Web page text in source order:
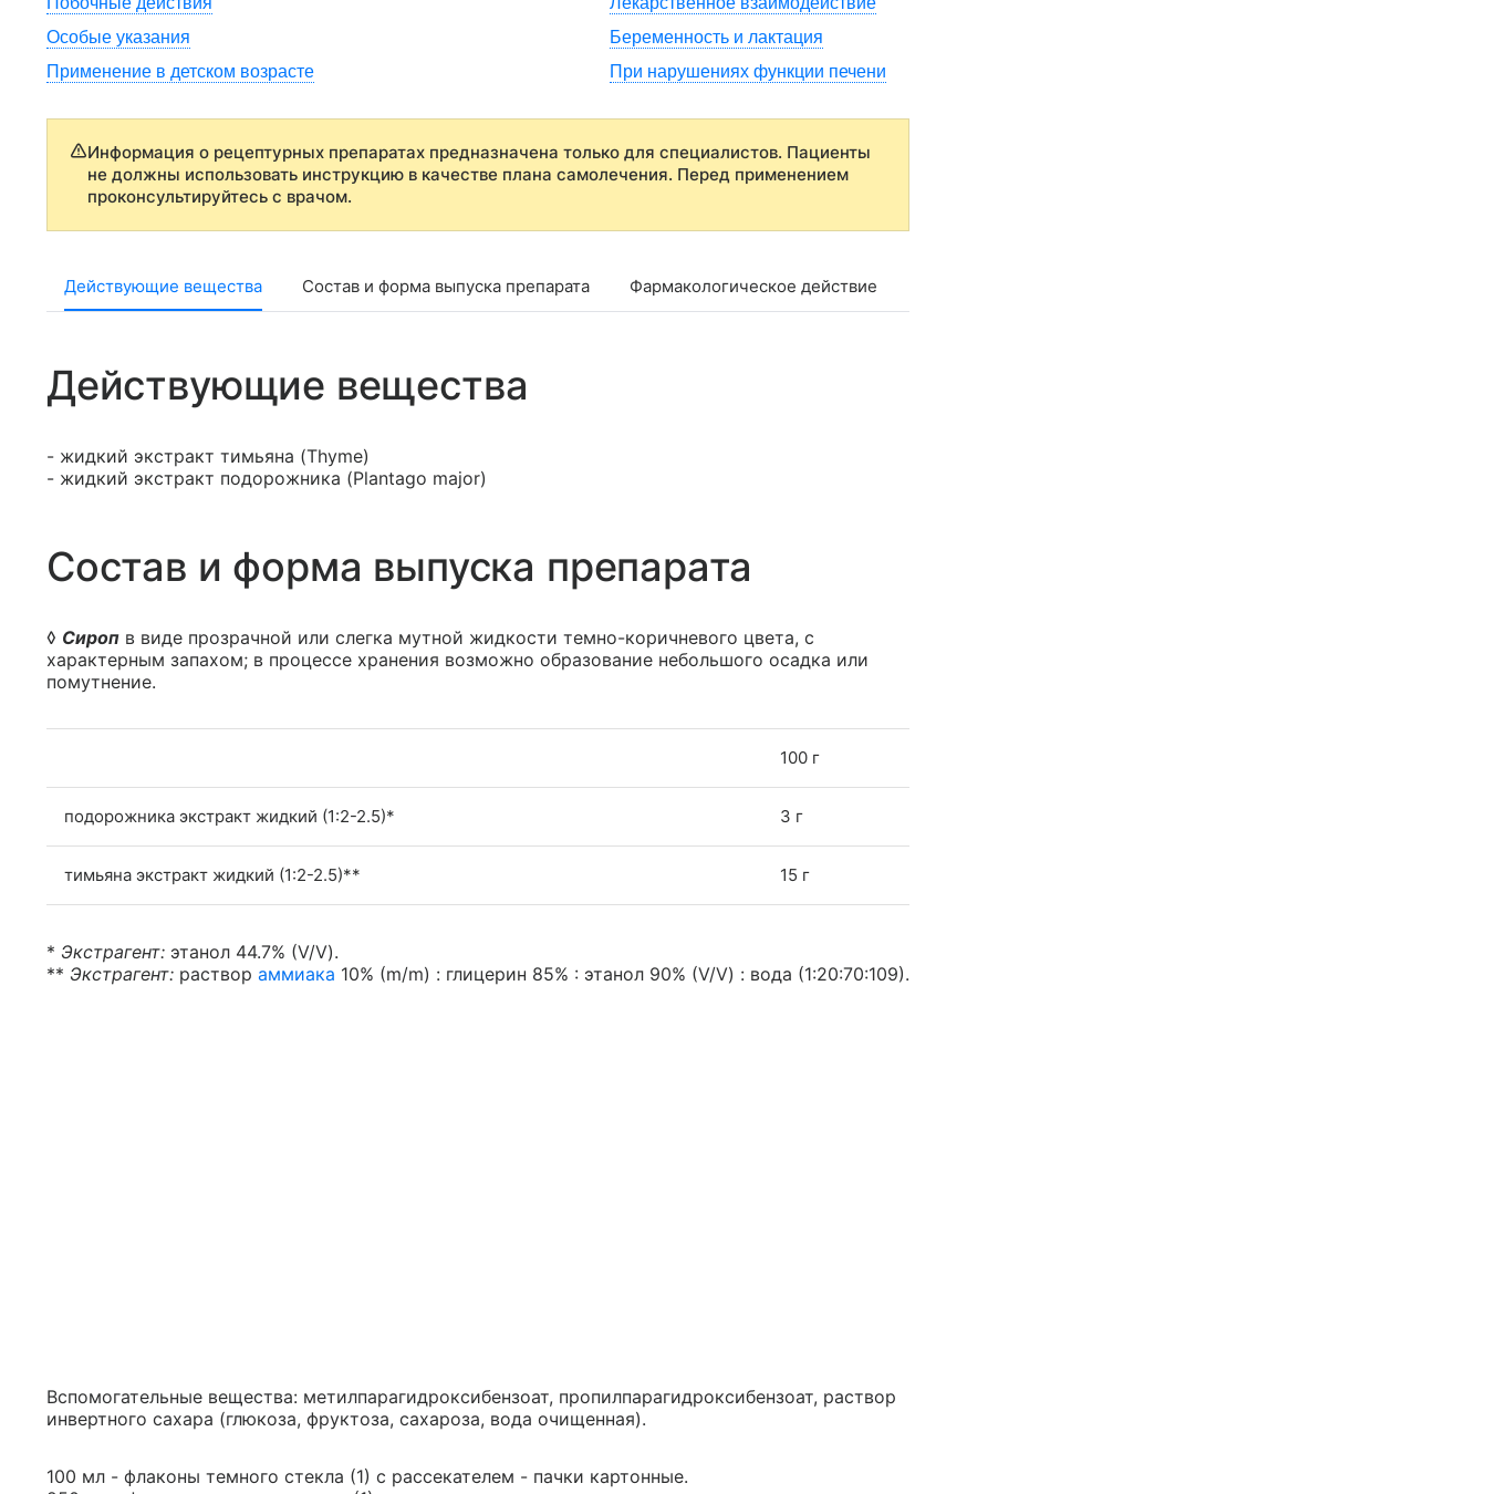
Особые указания
Беременность и лактация
Применение в детском возрасте
При нарушениях функции печени
Информация о рецептурных препаратах предназначена только для специалистов. Пациенты
не должны использовать инструкцию в качестве плана самолечения. Перед применением
проконсультируйтесь с врачом.
Действующие вещества Состав и форма выпуска препарата Фармакологическое действие
Действующие вещества
- жидкий экстракт тимьяна (Thyme)
- жидкий экстракт подорожника (Plantago major)
Состав и форма выпуска препарата
◊ Сироп в виде прозрачной или слегка мутной жидкости темно-коричневого цвета, с
характерным запахом; в процессе хранения возможно образование небольшого осадка или
помутнение.
100 г
подорожника экстракт жидкий (1:2-2.5)* 3 г
тимьяна экстракт жидкий (1:2-2.5)** 15 г
* Экстрагент: этанол 44.7% (V/V).
** Экстрагент: раствор аммиака 10% (m/m) : глицерин 85% : этанол 90% (V/V) : вода (1:20:70:109).
Вспомогательные вещества: метилпарагидроксибензоат, пропилпарагидроксибензоат, раствор
инвертного сахара (глюкоза, фруктоза, сахароза, вода очищенная).
100 мл - флаконы темного стекла (1) с рассекателем - пачки картонные.